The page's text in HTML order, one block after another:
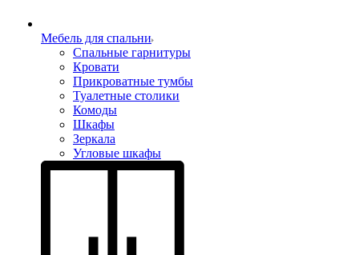
Мебель для спальни
Спальные гарнитуры
Кровати
Прикроватные тумбы
Туалетные столики
Комоды
Шкафы
Зеркала
Угловые шкафы